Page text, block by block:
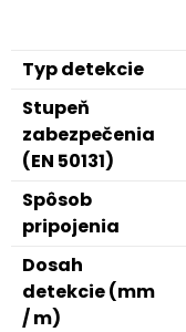
Typ detekcie
Stupeň
zabezpečenia
(EN 50131)
Spôsob
pripojenia
Dosah
detekcie (mm
/ m)